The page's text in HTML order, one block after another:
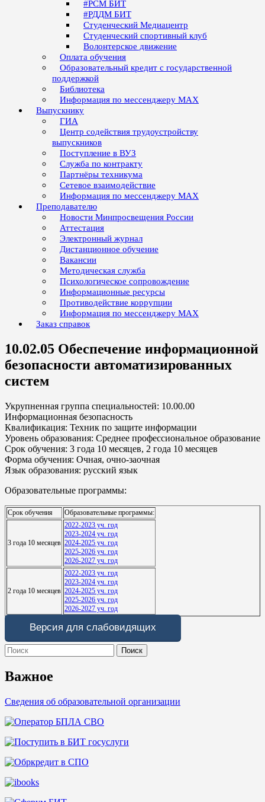
#РСМ БИТ
#РДДМ БИТ
Студенческий Медиацентр
Студенческий спортивный клуб
Волонтерское движение
Оплата обучения
Образовательный кредит с государственной
поддержкой
Библиотека
Информация по мессенджеру MAX
Выпускнику
ГИА
Центр содействия трудоустройству
выпускников
Поступление в ВУЗ
Служба по контракту
Партнёры техникума
Сетевое взаимодействие
Информация по мессенджеру MAX
Преподавателю
Новости Минпросвещения России
Аттестация
Электронный журнал
Дистанционное обучение
Вакансии
Методическая служба
Психологическое сопровождение
Информационные ресурсы
Противодействие коррупции
Информация по мессенджеру MAX
Заказ справок
10.02.05 Обеспечение информационной
безопасности автоматизированных
систем
Укрупненная группа специальностей: 10.00.00
Информационная безопасность
Квалификация: Техник по защите информации
Уровень образования: Среднее профессиональное образование
Срок обучения: 3 года 10 месяцев, 2 года 10 месяцев
Форма обучения: Очная, очно-заочная
Язык образования: русский язык
Образовательные программы:
Срок обучения Образовательные программы:
3 года 10 месяцев
2022-2023 уч. год
2023-2024 уч. год
2024-2025 уч. год
2025-2026 уч. год
2026-2027 уч. год
2 года 10 месяцев
2022-2023 уч. год
2023-2024 уч. год
2024-2025 уч. год
2025-2026 уч. год
2026-2027 уч. год
Версия для слабовидящих
Search
for:
Важное
Сведения об образовательной организации